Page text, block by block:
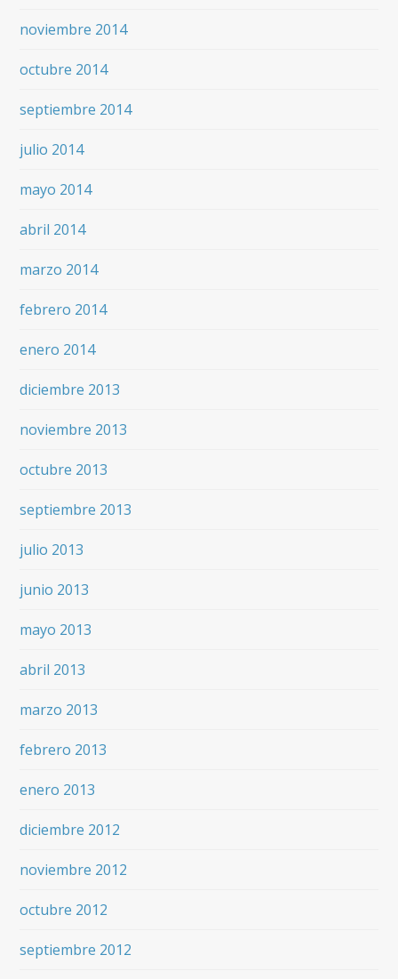
noviembre 2014
octubre 2014
septiembre 2014
julio 2014
mayo 2014
abril 2014
marzo 2014
febrero 2014
enero 2014
diciembre 2013
noviembre 2013
octubre 2013
septiembre 2013
julio 2013
junio 2013
mayo 2013
abril 2013
marzo 2013
febrero 2013
enero 2013
diciembre 2012
noviembre 2012
octubre 2012
septiembre 2012